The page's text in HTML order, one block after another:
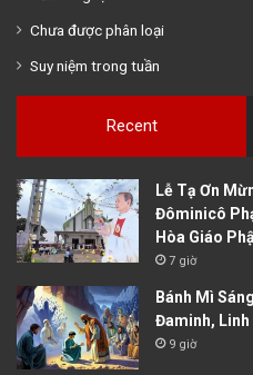
Chưa được phân loại
Suy niệm trong tuần
Recent
Lễ Tạ Ơn
Đôminicô
Hòa Giáo
7 giờ
Bánh Mì
Đaminh, Linh
9 giờ